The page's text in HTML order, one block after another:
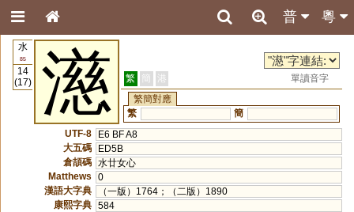
粵
普
水
85
14
(17)
濨 繁 簡 港
單讀音字
繁簡對應
繁
簡
UTF-8
E6 BF A8
大五碼
ED5B
倉頡碼 水廿女心
Matthews
0
漢語大字典
（一版）1764；（二版）1890
康熙字典 584